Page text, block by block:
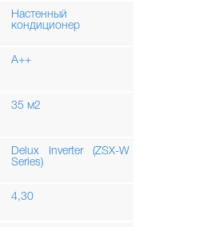
Настенный
кондиционер
A++
35 м2
Delux Inverter (ZSX-W
Series)
4,30